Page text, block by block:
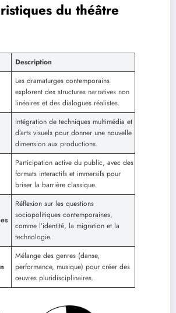
du théâtre
Description
Les dramaturges contemporains
explorent des structures narratives non
linéaires et des dialogues réalistes.
Intégration de techniques multimédia et
d’arts visuels pour donner une nouvelle
dimension aux productions.
Participation active du public, avec des
formats interactifs et immersifs pour
briser la barrière classique.
Réflexion sur les questions
sociopolitiques contemporaines,
comme l’identité, la migration et la
technologie.
Mélange des genres (danse,
performance, musique) pour créer des
œuvres pluridisciplinaires.